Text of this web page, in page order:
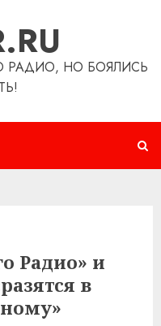
РАДИО, НО БОЯЛИСЬ
Радио» и
в